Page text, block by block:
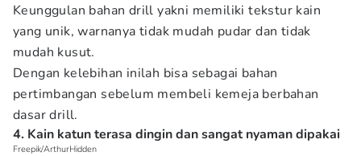
Keunggulan bahan drill yakni memiliki tekstur kain
yang unik, warnanya tidak mudah pudar dan tidak
mudah kusut.
Dengan kelebihan inilah bisa sebagai bahan
pertimbangan sebelum membeli kemeja berbahan
dasar drill.
4. Kain katun terasa dingin dan sangat nyaman dipakai
Freepik/ArthurHidden